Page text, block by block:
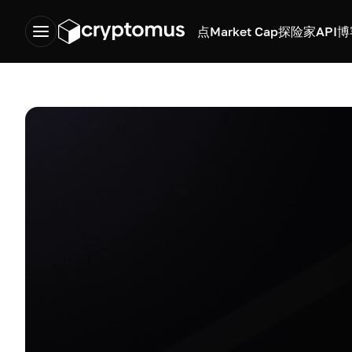
点Market Cap探险家API